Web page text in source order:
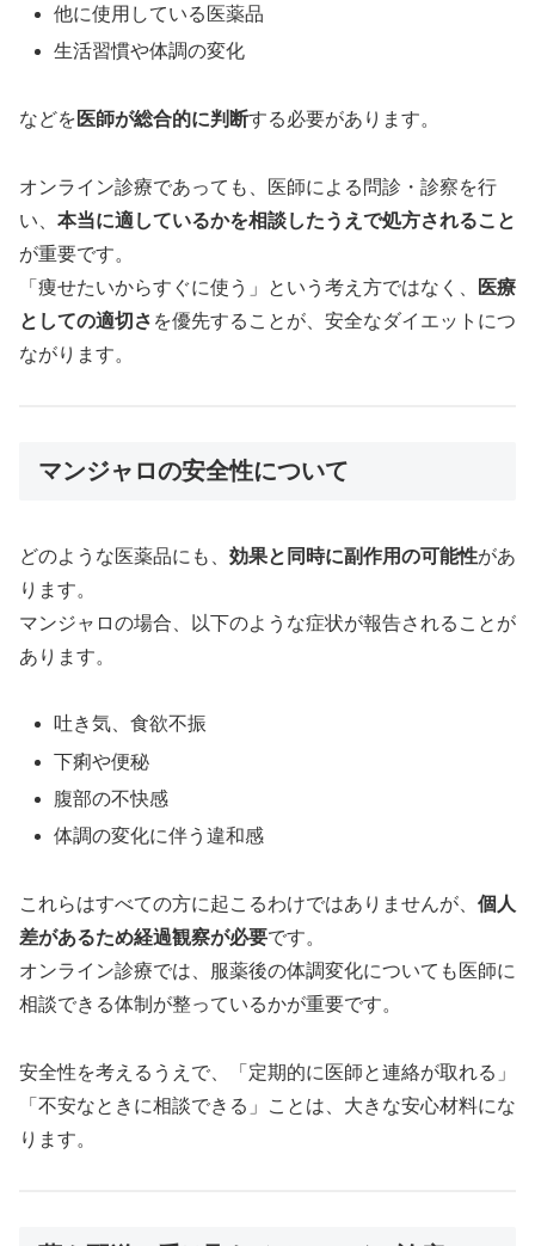
他に使用している医薬品
生活習慣や体調の変化
などを 医師が総合的に判断する必要があります。
オンライン診療であっても、医師による問診・診察を行
い、 本当に適しているかを相談したうえで処方されること
が重要です。
「痩せたいからすぐに使う」という考え方ではなく、
医療
としての適切さ を優先することが、安全なダイエットにつ
ながります。
マンジャロの安全性について
どのような医薬品にも、 効果と同時に副作用の可能性があ
ります。
マンジャロの場合、以下のような症状が報告されることが
あります。
吐き気、食欲不振
下痢や便秘
腹部の不快感
体調の変化に伴う違和感
これらはすべての方に起こるわけではありませんが、 個人
差があるため経過観察が必要です。
オンライン診療では、服薬後の体調変化についても医師に
相談できる体制が整っているかが重要です。
安全性を考えるうえで、「定期的に医師と連絡が取れる」
「不安なときに相談できる」ことは、大きな安心材料にな
ります。